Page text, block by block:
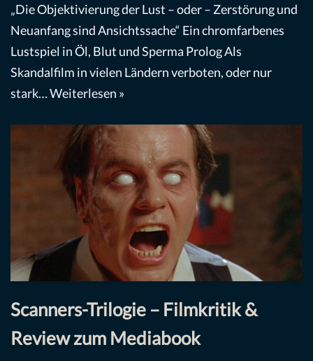
„Die Objektivierung der Lust – oder – Zerstörung und
Neuanfang sind Ansichtssache“ Ein chromfarbenes
Lustspiel in Öl, Blut und Sperma Prolog Als
Skandalfilm in vielen Ländern verboten, oder nur
stark…Weiterlesen »
Scanners-Trilogie – Filmkritik &
Review zum Mediabook